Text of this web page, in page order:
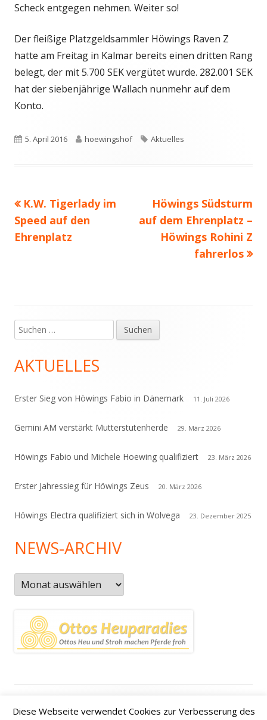
Scheck entgegen nehmen. Weiter so!
Der fleißige Platzgeldsammler Höwings Raven Z
hatte am Freitag in Kalmar bereits einen dritten Rang
belegt, der mit 5.700 SEK vergütet wurde. 282.001 SEK
hat der siebenjährige Wallach nunmehr auf dem
Konto.
Veröffentlicht
5. April 2016 Autor
hoewingshof Schlagwörter
Aktuelles
Beitragsnavigation
Vorheriger
Beitrag:
K.W. Tigerlady im
Speed auf den
Ehrenplatz
Nächster
Beitrag
Höwings Südsturm
auf dem Ehrenplatz –
Höwings Rohini Z
fahrerlos
Haupt-
Seitenleiste
Suchen
nach:
AKTUELLES
Erster Sieg von Höwings Fabio in Dänemark 11. Juli 2026
Gemini AM verstärkt Mutterstutenherde 29. März 2026
Höwings Fabio und Michele Hoewing qualifiziert 23. März 2026
Erster Jahressieg für Höwings Zeus 20. März 2026
Höwings Electra qualifiziert sich in Wolvega 23. Dezember 2025
NEWS-ARCHIV
News-
Archiv
Inhalt
Datenschutzerklärung Kontakt | Impressum
Anfahrt /
Diese Webseite verwendet Cookies zur Verbesserung des